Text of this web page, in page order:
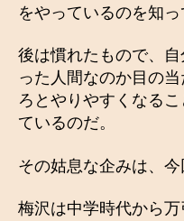
をやっているのを知っ
後は慣れたもので、
った人間なのか目の
ろとやりやすくなる
ているのだ。
その姑息な企みは、今
梅沢は中学時代から